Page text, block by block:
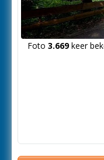
Foto 3.669keer